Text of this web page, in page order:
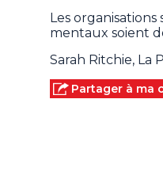
Les
mentaux soient
Sarah Ritchie, La
Partager à ma